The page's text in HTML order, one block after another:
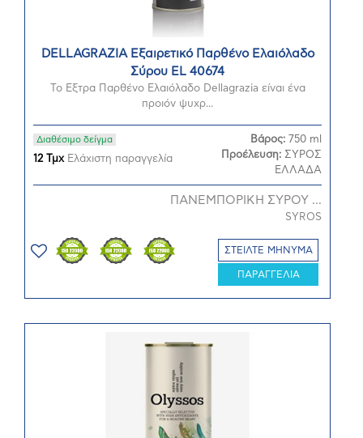
DELLAGRAZIA Εξαιρετικό Παρθένο Ελαιόλαδο
Σύρου EL 40674
Το Εξτρα Παρθένο Ελαιόλαδο Dellagrazia είναι ένα
προιόν ψυχρ...
Διαθέσιμο δείγμα
12 ΤμχΕλάχιστη παραγγελία
Βάρος: 750 ml
Προέλευση: ΣΥΡΟΣ
ΕΛΛΑΔΑ
ΠΑΝΕΜΠΟΡΙΚΗ ΣΥΡΟΥ ...
SYROS
ΣΤΕΙΛΤΕ ΜΗΝΥΜΑ
ΠΑΡΑΓΓΕΛΙΑ